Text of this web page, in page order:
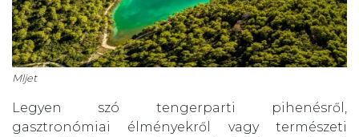
Mljet
Legyen szó tengerparti pihenésről,
gasztronómiai élményekről vagy természeti